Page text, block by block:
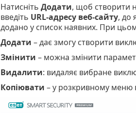
Натисніть Додати, щоб створити
введіть URL-адресу веб-сайту, до
додано у список наявних. При
Додати – дає змогу створити
Змінити – можна змінити
Видалити: видаляє вибране
Копіювати – у розкривному меню